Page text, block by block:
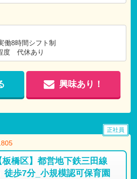
と変わらず
支給
働8時間シフト制
度 代休あり
興味あり！
橋区】都営地下鉄三田線
徒歩7分_小規模認可保育園
正社員